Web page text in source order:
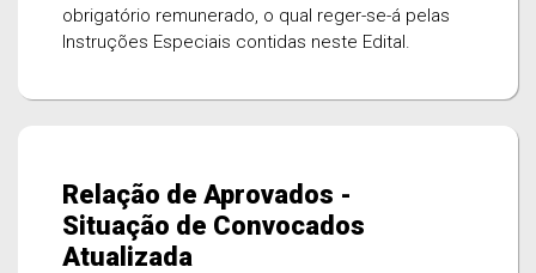
obrigatório remunerado, o qual reger-se-á pelas
Instruções Especiais contidas neste Edital.
Relação de Aprovados -
Situação de Convocados
Atualizada